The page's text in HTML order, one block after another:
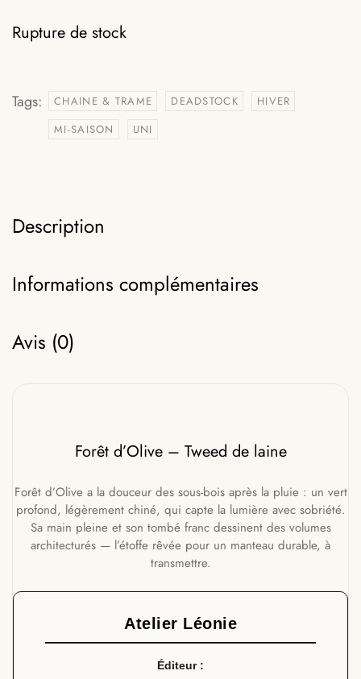
Rupture de stock
Tags: CHAINE & TRAME DEADSTOCK
HIVER
MI-SAISON
UNI
Description
Informations complémentaires
Avis (0)
Forêt d’Olive – Tweed de laine
Forêt d’Olive a la douceur des sous-bois après la pluie : un vert
profond, légèrement chiné, qui capte la lumière avec sobriété.
Sa main pleine et son tombé franc dessinent des volumes
architecturés — l’étoffe rêvée pour un manteau durable, à
transmettre.
Atelier Léonie
Éditeur :